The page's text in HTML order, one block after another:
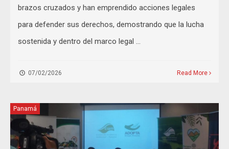
brazos cruzados y han emprendido acciones legales
para defender sus derechos, demostrando que la lucha
sostenida y dentro del marco legal …
07/02/2026 Read More
Panamá